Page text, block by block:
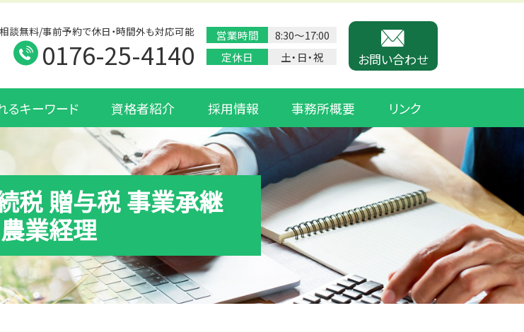
税 贈与税 事業承継
農業経理
談無料/事前予約で休日・時間外も対応可能
0176-25-4140
営業時間
8:30〜17:00
定休日
土・日・祝 お問い合わせ
るキーワード 資格者紹介 採用情報 事務所概要 リンク